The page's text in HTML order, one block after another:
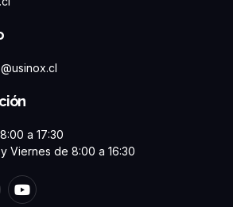
a 17:30
Viernes de 8:00 a 16:30
Y
o